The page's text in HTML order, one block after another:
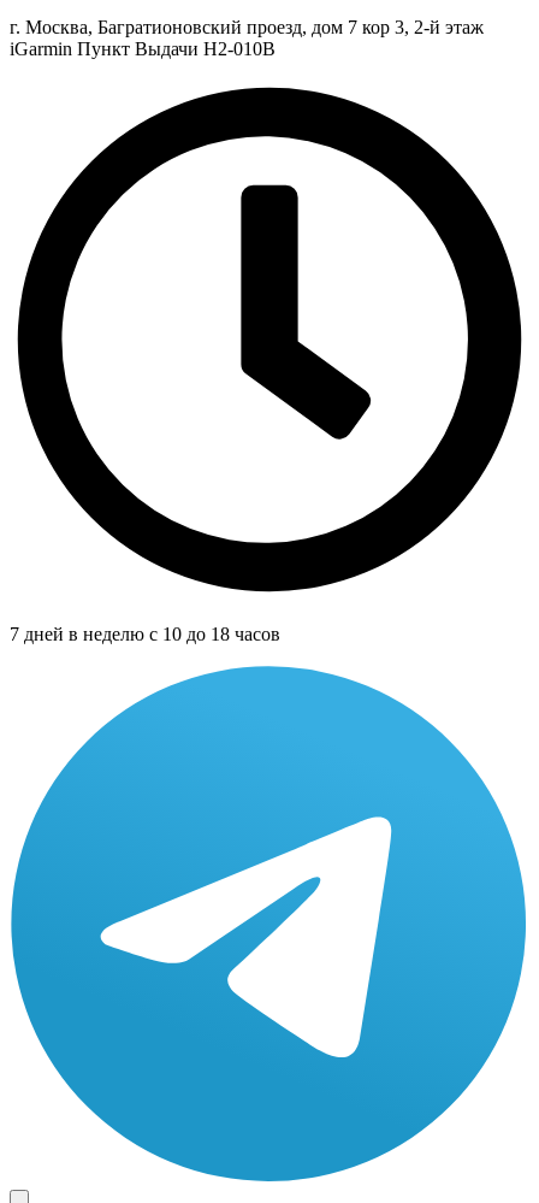
г. Москва, Багратионовский проезд, дом 7 кор 3, 2-й этаж
iGarmin Пункт Выдачи Н2-010В
7 дней в неделю с 10 до 18 часов